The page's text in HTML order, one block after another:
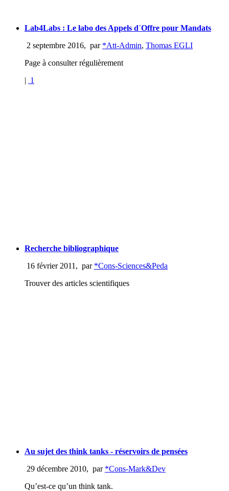
Lab4Labs : Le labo des Appels d´Offre pour Mandats
2 septembre 2016, par *Att-Admin, Thomas EGLI
Page à consulter régulièrement
| 1
Recherche bibliographique
16 février 2011 , par *Cons-Sciences&Peda
Trouver des articles scientifiques
Au sujet des think tanks - réservoirs de pensées
29 décembre 2010, par *Cons-Mark&Dev
Qu’est-ce qu’un think tank.